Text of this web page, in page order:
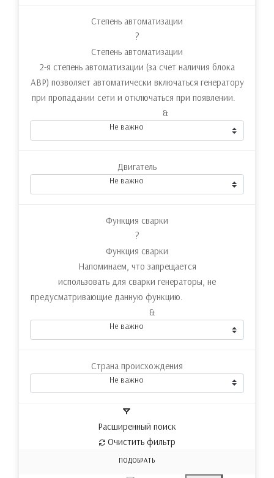
Степень автоматизации
?
Степень автоматизации
2-я степень автоматизации (за счет наличия блока
АВР) позволяет автоматически включаться генератору
при пропадании сети и отключаться при появлении.
&
Не важно
Двигатель
Не важно
Функция сварки
?
Функция сварки
Напоминаем, что запрещается
использовать для сварки генераторы, не
предусматривающие данную функцию.
&
Не важно
Страна происхождения
Не важно
Расширенный поиск
Очистить фильтр
ПОДОБРАТЬ